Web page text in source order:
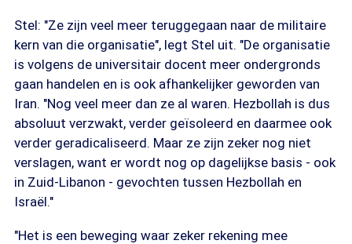
Stel: "Ze zijn veel meer teruggegaan naar de militaire
kern van die organisatie", legt Stel uit. "De organisatie
is volgens de universitair docent meer ondergronds
gaan handelen en is ook afhankelijker geworden van
Iran. "Nog veel meer dan ze al waren. Hezbollah is dus
absoluut verzwakt, verder geïsoleerd en daarmee ook
verder geradicaliseerd. Maar ze zijn zeker nog niet
verslagen, want er wordt nog op dagelijkse basis - ook
in Zuid-Libanon - gevochten tussen Hezbollah en
Israël."
"Het is een beweging waar zeker rekening mee